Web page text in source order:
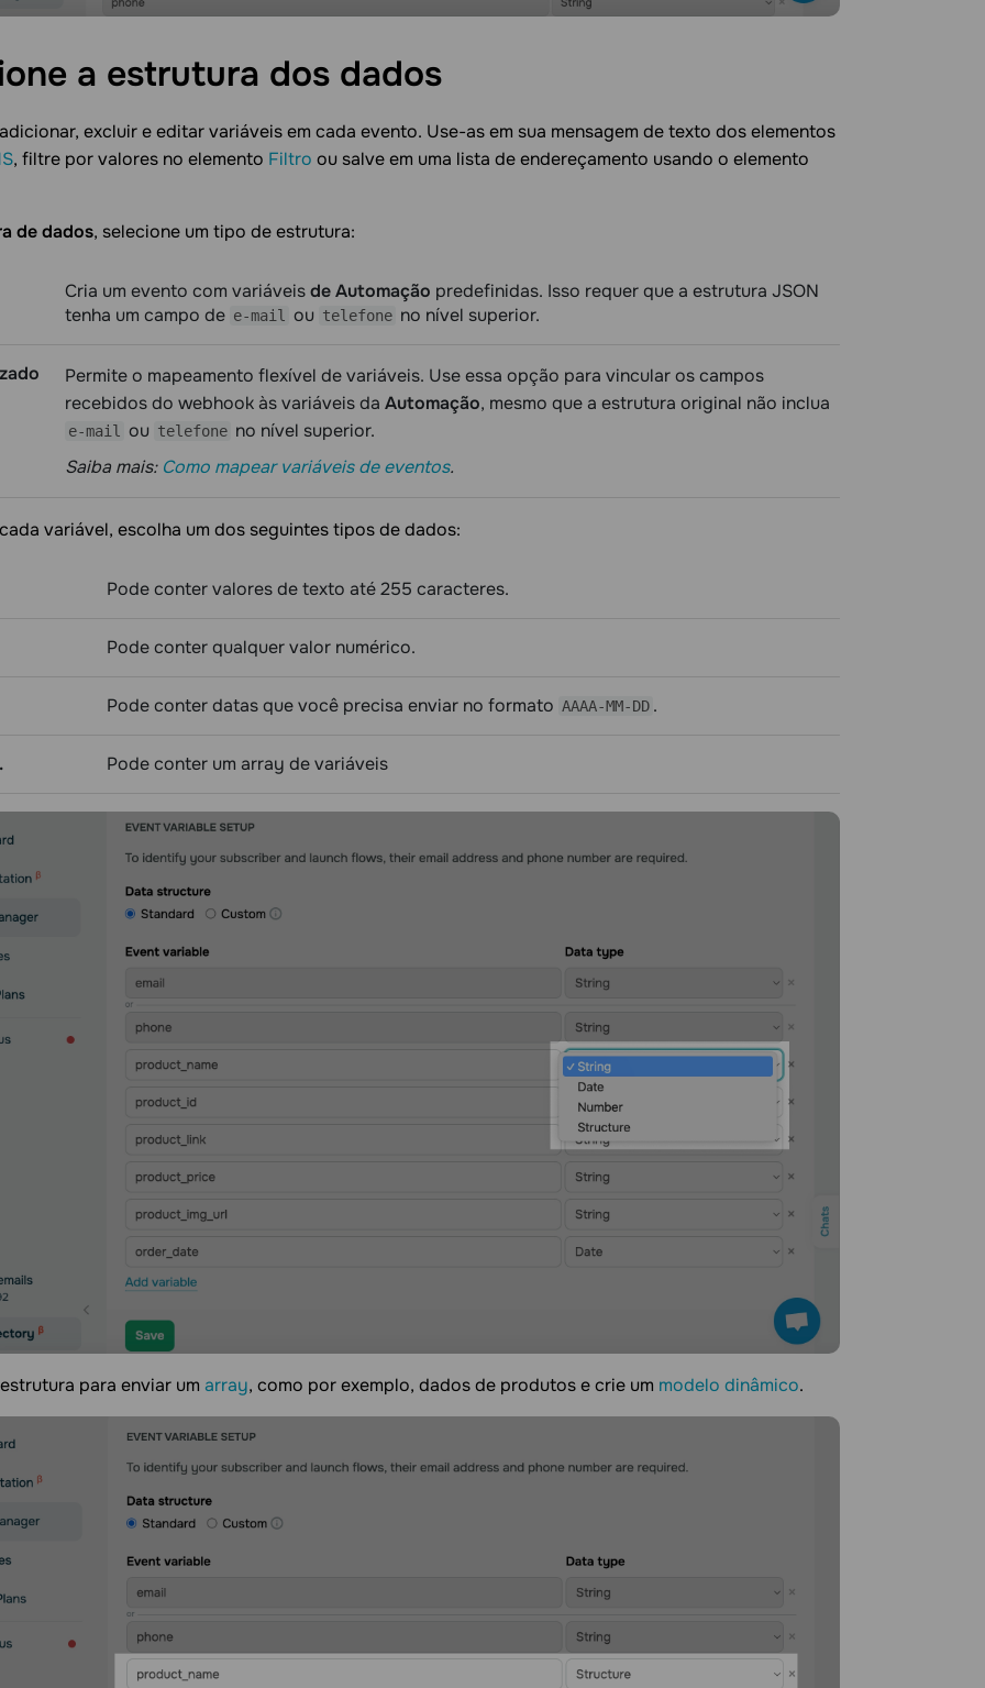
a estrutura dos dados
excluir e editar variáveis em cada evento. Use-as em sua mensagem de texto dos elementos
, filtre por valores no elemento Filtro ou salve em uma lista de endereçamento usando o elemento
de dados, selecione um tipo de estrutura:
Cria um evento com variáveisde Automação predefinidas. Isso requer que a estrutura JSON
tenha um campo de e-mail ou telefone no nível superior.
Permite o mapeamento flexível de variáveis. Use essa opção para vincular os campos
recebidos do webhook às variáveis da Automação, mesmo que a estrutura original não inclua
e-mail ou telefone no nível superior.
Saiba mais: Como mapear variáveis de eventos.
variável, escolha um dos seguintes tipos de dados:
Pode conter valores de texto até 255 caracteres.
Pode conter qualquer valor numérico.
Pode conter datas que você precisa enviar no formato AAAA-MM-DD .
Pode conter um array de variáveis
para enviar um array, como por exemplo, dados de produtos e crie um modelo dinâmico.